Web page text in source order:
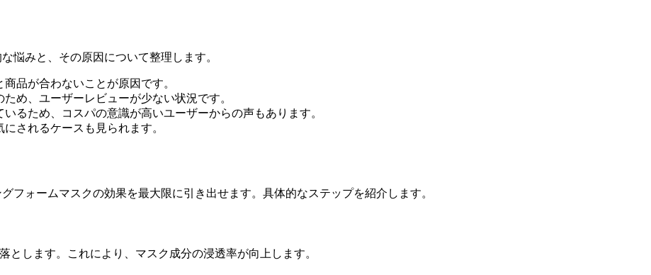
悩みと、その原因について整理します。
品が合わないことが原因です。
ため、ユーザーレビューが少ない状況です。
いるため、コスパの意識が高いユーザーからの声もあります。
されるケースも見られます。
フォームマスクの効果を最大限に引き出せます。具体的なステップを紹介します。
します。これにより、マスク成分の浸透率が向上します。